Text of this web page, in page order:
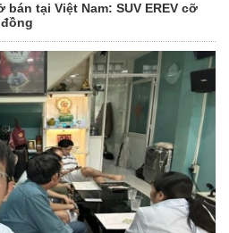
bán tại Việt Nam: SUV EREV cỡ